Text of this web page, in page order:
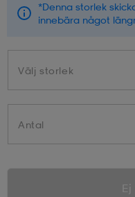
*Denna storlek
innebära något
Välj storlek
Välj storlek
Antal